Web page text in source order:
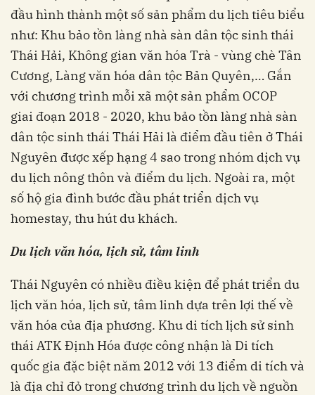
đầu hình thành một số sản phẩm du lịch tiêu biểu
như: Khu bảo tồn làng nhà sàn dân tộc sinh thái
Thái Hải, Không gian văn hóa Trà - vùng chè Tân
Cương, Làng văn hóa dân tộc Bản Quyên,… Gắn
với chương trình mỗi xã một sản phẩm OCOP
giai đoạn 2018 - 2020, khu bảo tồn làng nhà sàn
dân tộc sinh thái Thái Hải là điểm đầu tiên ở Thái
Nguyên được xếp hạng 4 sao trong nhóm dịch vụ
du lịch nông thôn và điểm du lịch. Ngoài ra, một
số hộ gia đình bước đầu phát triển dịch vụ
homestay, thu hút du khách.
Du lịch văn hóa, lịch sử, tâm linh
Thái Nguyên có nhiều điều kiện để phát triển du
lịch văn hóa, lịch sử, tâm linh dựa trên lợi thế về
văn hóa của địa phương. Khu di tích lịch sử sinh
thái ATK Định Hóa được công nhận là Di tích
quốc gia đặc biệt năm 2012 với 13 điểm di tích và
là địa chỉ đỏ trong chương trình du lịch về nguồn